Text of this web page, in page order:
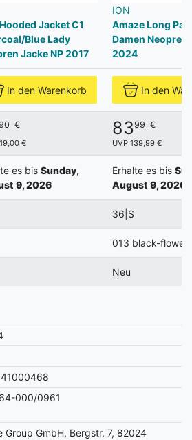
Jacket C1
Blue Lady
Jacke NP 2017
ION
Amaze Long
Damen
2024
In den Warenkorb In den
€
€
8399 €
UVP 139,99 €
es bis Sunday,
9, 2026
Erhalte es bis
August 9, 2026
36|S
013 black-flowers
Neu
000/0961
Group GmbH, Bergstr. 7, 82024